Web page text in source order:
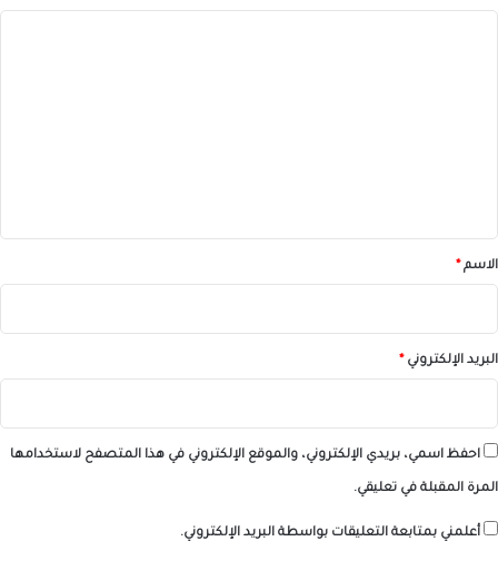
*الاسم*
البريد الإلكتروني*
احفظ اسمي، بريدي الإلكتروني، والموقع الإلكتروني في هذا المتصفح لاستخدامها
المرة المقبلة في تعليقي.
أعلمني بمتابعة التعليقات بواسطة البريد الإلكتروني.